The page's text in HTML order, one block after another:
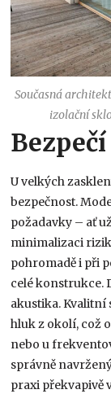
Současná
izolační
U velkých
bezpečnost.
požadavky – ať
minimalizaci
pohromadě i při
celé konstrukce.
akustika. Kvalitní
hluk z okolí, což
nebo u
správně
praxi překvapivě